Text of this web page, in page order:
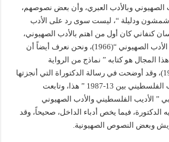
الصهيوني وبالأدب العبري، وأن بعض نصوصهم،
ودليلة “، ليست سوى رد على الأدب
كنفاني كان أول من اهتم بالأدب الصهيوني،
وقد أصدر كتابه الرائد ” في الأدب الصهيوني “(1966)، ونحن نعرف أيضاً أن
المجال هو كتابه ” نماذج من الرواية
الإسرائيلية المعاصرة “(1970)، وقد أوضحت في رسالة الدكتوراة التي أنجزتها
عام 1991 ” اليهود في الأدب الفلسطيني بين 13-1987 ” هذا، وتابعت
” الأديب الفلسطيني والأدب الصهيوني
إليه الدكتورة، فيما يخص أدباء الداخل، صحيحاً، وقد
وبعض النصوص الصهيونية.